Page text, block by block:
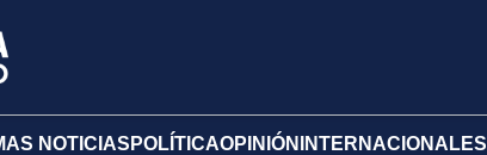
NOTICIAS POLÍTICAOPINIÓN INTERNACIONALES